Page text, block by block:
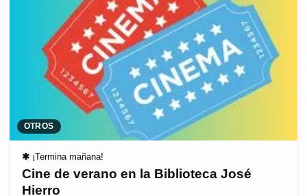
OTROS
✱ ¡Termina mañana!
Cine de verano en la Biblioteca José
Hierro